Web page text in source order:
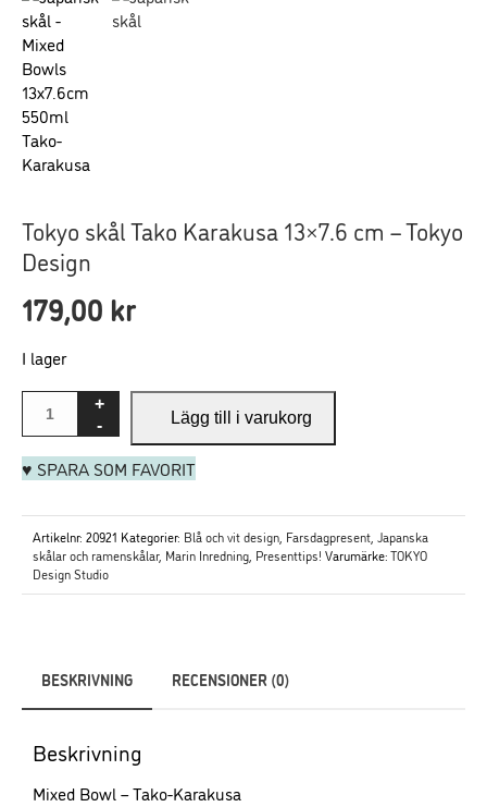
Tokyo skål Tako Karakusa 13×7.6 cm – Tokyo
Design
179,00 kr
I lager
Lägg till i varukorg
♥ SPARA SOM FAVORIT
Artikelnr: 20921 Kategorier: Blå och vit design Farsdagpresent Japanska
skålar och ramenskålar, Marin Inredning Presenttips! Varumärke:TOKYO
Design Studio
BESKRIVNING RECENSIONER (0)
Beskrivning
Mixed Bowl – Tako-Karakusa
Nödvändiga
Dessa
bort. De
behövs för att
hemsidan
ska fungera.
För att vi ska
kunna
förbättra
hemsidans
uppbyggnad,
baserat på
hur
För att vår
prestera så